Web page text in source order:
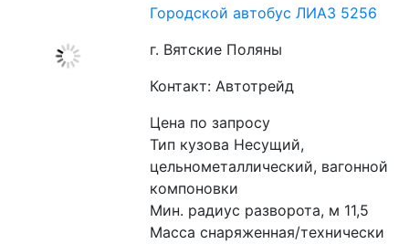
Городской автобус ЛИАЗ 5256
г. Вятские Поляны
Контакт: Автотрейд
Цена по запросу
Тип кузова Несущий,
цельнометаллический, вагонной
компоновки
Мин. радиус разворота, м 11,5
Масса снаряженная/технически